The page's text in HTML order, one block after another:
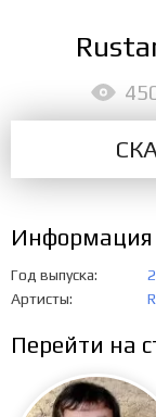
Информация
Год выпуска
Артисты
Перейти на